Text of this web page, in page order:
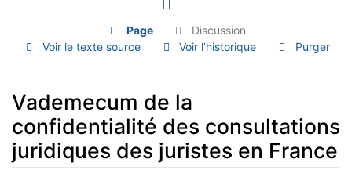
Page
Discussion
Voir le texte source
Voir l’historique Purger
Vademecum de la
confidentialité des consultations
juridiques des juristes en France